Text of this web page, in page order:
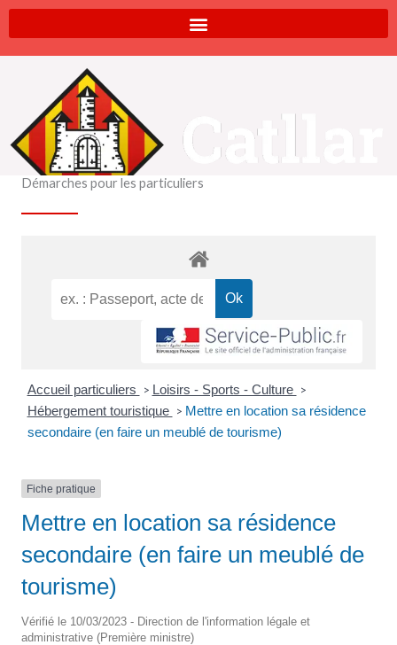
Aller
au
contenu
Démarches pour les particuliers
Accueil particuliers > Loisirs - Sports - Culture >
Hébergement touristique > Mettre en location sa résidence
secondaire (en faire un meublé de tourisme)
Fiche pratique
Mettre en location sa résidence
secondaire (en faire un meublé de
tourisme)
Vérifié le 10/03/2023 - Direction de l'information légale et
administrative (Première ministre)